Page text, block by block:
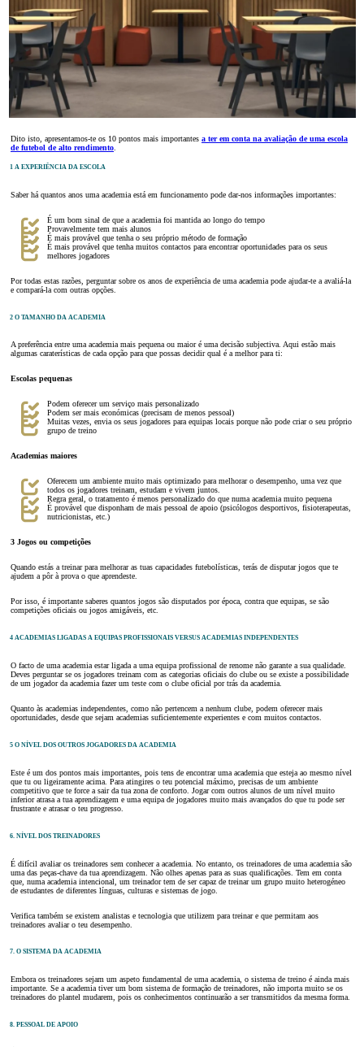
Dito isto, apresentamos-te os 10 pontos mais importantes a ter em conta na avaliação de uma escola
de futebol de alto rendimento
1 A EXPERIÊNCIA DA ESCOLA
Saber há quantos anos uma academia está em funcionamento pode dar-nos informações importantes:
É um bom sinal de que a academia foi mantida ao longo do tempo
Provavelmente tem mais alunos
É mais provável que tenha o seu próprio método de formação
É mais provável que tenha muitos contactos para encontrar oportunidades para os seus
melhores jogadores
Por todas estas razões, perguntar sobre os anos de experiência de uma academia pode ajudar-te a avaliá-la
e compará-la com outras opções.
2 O TAMANHO DA ACADEMIA
A preferência entre uma academia mais pequena ou maior é uma decisão subjectiva. Aqui estão mais
algumas caraterísticas de cada opção para que possas decidir qual é a melhor para ti:
Escolas pequenas
Podem oferecer um serviço mais personalizado
Podem ser mais económicas (precisam de menos pessoal)
Muitas vezes, envia os seus jogadores para equipas locais porque não pode criar o seu próprio
grupo de treino
Academias maiores
Oferecem um ambiente muito mais optimizado para melhorar o desempenho, uma vez que
todos os jogadores treinam, estudam e vivem juntos.
Regra geral, o tratamento é menos personalizado do que numa academia muito pequena
É provável que disponham de mais pessoal de apoio (psicólogos desportivos, fisioterapeutas,
nutricionistas, etc.)
3 Jogos ou competições
Quando estás a treinar para melhorar as tuas capacidades futebolísticas, terás de disputar jogos que te
ajudem a pôr à prova o que aprendeste.
Por isso, é importante saberes quantos jogos são disputados por época, contra que equipas, se são
competições oficiais ou jogos amigáveis, etc.
4 ACADEMIAS LIGADAS A EQUIPAS PROFISSIONAIS VERSUS ACADEMIAS INDEPENDENTES
O facto de uma academia estar ligada a uma equipa profissional de renome não garante a sua qualidade.
Deves perguntar se os jogadores treinam com as categorias oficiais do clube ou se existe a possibilidade
de um jogador da academia fazer um teste com o clube oficial por trás da academia.
Quanto às academias independentes, como não pertencem a nenhum clube, podem oferecer mais
oportunidades, desde que sejam academias suficientemente experientes e com muitos contactos.
5 O NÍVEL DOS OUTROS JOGADORES DA ACADEMIA
Este é um dos pontos mais importantes, pois tens de encontrar uma academia que esteja ao mesmo nível
que tu ou ligeiramente acima. Para atingires o teu potencial máximo, precisas de um ambiente
competitivo que te force a sair da tua zona de conforto. Jogar com outros alunos de um nível muito
inferior atrasa a tua aprendizagem e uma equipa de jogadores muito mais avançados do que tu pode ser
frustrante e atrasar o teu progresso.
6. NÍVEL DOS TREINADORES
É difícil avaliar os treinadores sem conhecer a academia. No entanto, os treinadores de uma academia são
uma das peças-chave da tua aprendizagem. Não olhes apenas para as suas qualificações. Tem em conta
que, numa academia intencional, um treinador tem de ser capaz de treinar um grupo muito heterogéneo
de estudantes de diferentes línguas, culturas e sistemas de jogo.
Verifica também se existem analistas e tecnologia que utilizem para treinar e que permitam aos
treinadores avaliar o teu desempenho.
7. O SISTEMA DA ACADEMIA
Embora os treinadores sejam um aspeto fundamental de uma academia, o sistema de treino é ainda mais
importante. Se a academia tiver um bom sistema de formação de treinadores, não importa muito se os
treinadores do plantel mudarem, pois os conhecimentos continuarão a ser transmitidos da mesma forma.
8. PESSOAL DE APOIO